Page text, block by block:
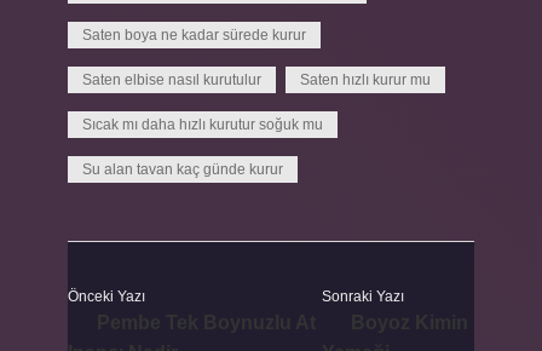
Saten boya ne kadar sürede kurur
Saten elbise nasıl kurutulur Saten hızlı kurur mu
Sıcak mı daha hızlı kurutur soğuk mu
Su alan tavan kaç günde kurur
Önceki Yazı Sonraki Yazı